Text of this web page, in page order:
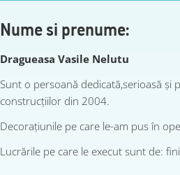
Nume si prenume:
Dragueasa Vasile Nelutu
Sunt o persoană dedicată,serioasă
construcțiilor din 2004.
Decorațiunile pe care le-am pus în
Lucrările pe care le execut sunt de: